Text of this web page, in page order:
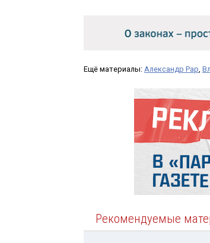
Ещё материалы: Александр Рар
Рекомендуемые